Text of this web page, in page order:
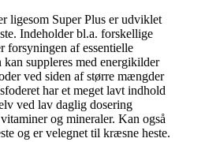
ligesom Super Plus er udviklet
Indeholder bl.a. forskellige
forsyningen af essentielle
suppleres med energikilder
ved siden af større mængder
har et meget lavt indhold
ved lav daglig dosering
og mineraler. Kan også
og er velegnet til kræsne heste.